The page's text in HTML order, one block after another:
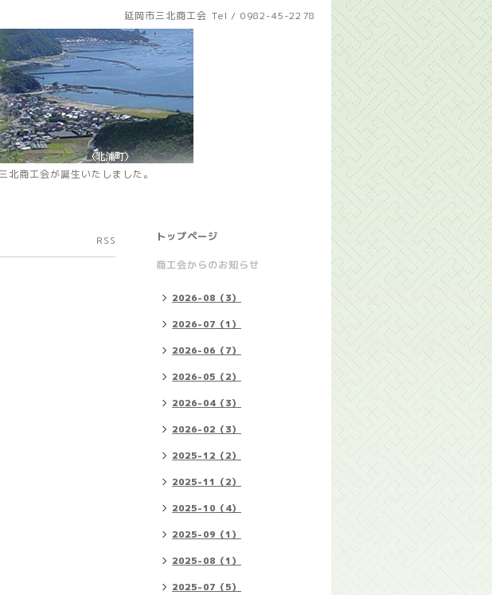
延岡市三北商工会 Tel / 0982-45-2278
商工会が誕生いたしました。
RSS トップページ
商工会からのお知らせ
2026-08（3）
2026-07（1）
2026-06（7）
2026-05（2）
2026-04（3）
2026-02（3）
2025-12（2）
2025-11（2）
2025-10（4）
2025-09（1）
2025-08（1）
2025-07（5）